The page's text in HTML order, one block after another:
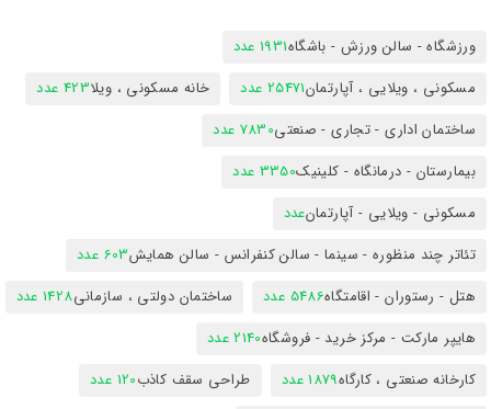
ورزشگاه - سالن ورزش - باشگاه1931 عدد
مسکونی ، ویلایی ، آپارتمان25471 عدد خانه مسکونی ، ویلا423 عدد
ساختمان اداری - تجاری - صنعتی7830 عدد
بیمارستان - درمانگاه - کلینیک3350 عدد
مسکونی - ویلایی - آپارتمانعدد
تئاتر چند منظوره - سینما - سالن کنفرانس - سالن همایش603 عدد
هتل - رستوران - اقامتگاه5486 عدد ساختمان دولتی ، سازمانی1428 عدد
هایپر مارکت - مرکز خرید - فروشگاه2140 عدد
کارخانه صنعتی ، کارگاه1879 عدد طراحی سقف کاذب120 عدد